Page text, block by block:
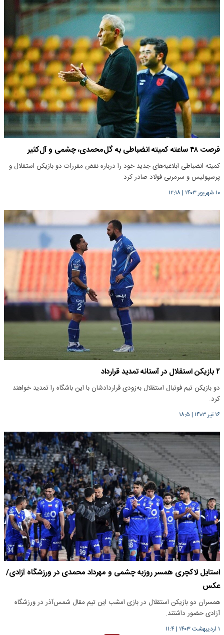
فرصت ۴۸ ساعته کمیته انضباطی به گل‌محمدی، چشمی و آل‌کثیر
کمیته انضباطی ابلاغیه‌های جدید خود را درباره نقض مقررات دو بازیکن استقلال و
پرسپولیس و سرمربی فولاد صادر کرد.
۱۰ شهریور ۱۴۰۳ |۱۲:۱۸
۲ بازیکن استقلال در آستانه تمدید قرارداد
دو بازیکن تیم فوتبال استقلال به‌زودی قراردادشان با این باشگاه را تمدید خواهند
کرد.
۱۶ تیر ۱۴۰۳ | ۱۸:۵
استایل لاکچری همسر روزبه چشمی و مهرداد محمدی در ورزشگاه آزادی/
عکس
همسران دو بازیکن استقلال در بازی امشب این تیم مقال شمس‌آذر در ورزشگاه
آزادی حضور داشتند.
۱ اردیبهشت ۱۴۰۳ |۱۱:۴